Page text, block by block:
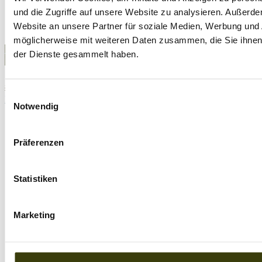
und die Zugriffe auf unsere Website zu analysieren.
Website an unsere Partner für soziale Medien, Werbung
möglicherweise mit weiteren Daten zusammen, die Sie
der Dienste gesammelt haben.
Einwilligungsauswahl
Notwendig
Präferenzen
Statistiken
Marketing
Fütterungs-Guide
Neukundenbestellung
Kunden Login
Impressum
Datenschutz
| Copyright © 2026 | Offizieller REiCO
Vertriebspartner - Hundefutter Vital das Original seit 2009
REICO Partner Hundefutter Vital
83